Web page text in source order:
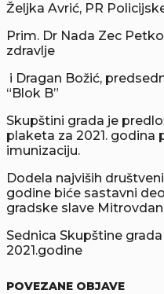
Željka Avrić, PR
Prim. Dr Nada Zec
zdravlje
i Dragan Božić,
“Blok B”
Skupštini grada je
plaketa za 2021. godina
imunizaciju.
Dodela najviših
godine biće sastavni
gradske slave
Sednica Skupštine
2021.godine
POVEZANE OBJAVE